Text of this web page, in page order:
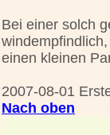
Bei einer solch
einen kleinen
2007-08-01
Nach oben